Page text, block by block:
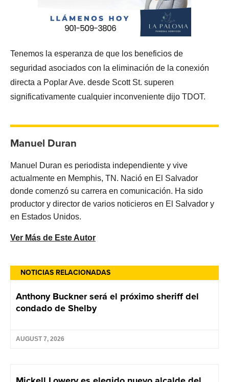
NOTICIAS RELACIONADAS
Anthony Buckner será el próximo sheriff del
condado de Shelby
AUGUST 7, 2026
Tenemos la esperanza de que los beneficios de
seguridad asociados con la eliminación de la conexión
directa a Poplar Ave. desde Scott St. superen
significativamente cualquier inconveniente dijo TDOT.
Manuel Duran
Manuel Duran es periodista independiente y vive
actualmente en Memphis, TN. Nació en El Salvador
donde comenzó su carrera en comunicación. Ha sido
productor y director de varios noticieros en El Salvador y
en Estados Unidos.
Ver Más de Este Autor